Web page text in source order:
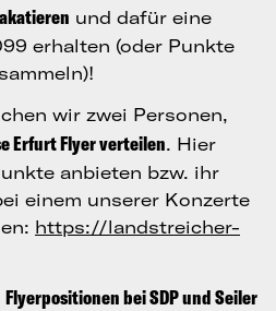
und dafür eine
erhalten (oder Punkte
wir zwei Personen,
Erfurt Flyer verteilen. Hier
anbieten bzw. ihr
einem unserer Konzerte
https://landstreicher-
Flyerpositionen bei SDP und Seiler